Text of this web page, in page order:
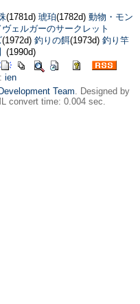
(1781d) 琥珀(1782d) 動物・モン
ヴェルガーのサークレット
(1972d) 釣りの餌(1973d) 釣り竿
(1990d)
ien
Team. Designed by
convert time: 0.004 sec.